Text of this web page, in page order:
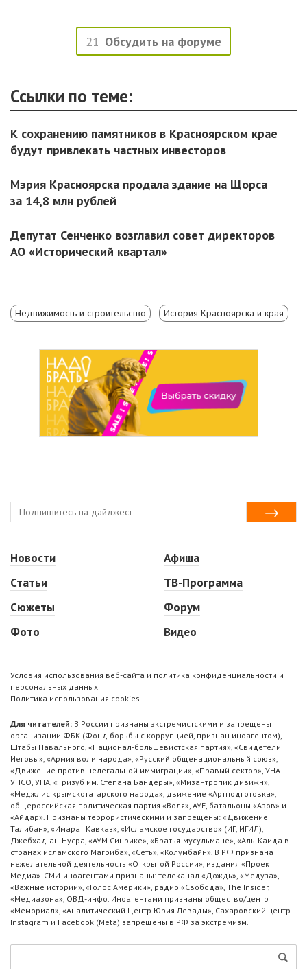
21 Обсудить на форуме
Ссылки по теме:
К сохранению памятников в Красноярском крае
будут привлекать частных инвесторов
Мэрия Красноярска продала здание на Щорса
за 14,8 млн рублей
Депутат Сенченко возглавил совет директоров
АО «Исторический квартал»
Недвижимость и строительство История Красноярска и края
Новости
Статьи
Сюжеты
Фото
Афиша
ТВ-Программа
Форум
Видео
Условия использования веб-сайта и политика конфиденциальности и
персональных данных
Политика использования cookies
Для читателей: В России признаны экстремистскими и запрещены
организации ФБК (Фонд борьбы с коррупцией, признан иноагентом),
Штабы Навального, «Национал-большевистская партия», «Свидетели
Иеговы», «Армия воли народа», «Русский общенациональный союз»,
«Движение против нелегальной иммиграции», «Правый сектор», УНА-
УНСО, УПА, «Тризуб им. Степана Бандеры», «Мизантропик дивижн»,
«Меджлис крымскотатарского народа», движение «Артподготовка»,
общероссийская политическая партия «Воля», АУЕ, батальоны «Азов» и
«Айдар». Признаны террористическими и запрещены: «Движение
Талибан», «Имарат Кавказ», «Исламское государство» (ИГ, ИГИЛ),
Джебхад-ан-Нусра, «АУМ Синрике», «Братья-мусульмане», «Аль-Каида в
странах исламского Магриба», «Сеть», «Колумбайн». В РФ признана
нежелательной деятельность «Открытой России», издания «Проект
Медиа». СМИ-иноагентами признаны: телеканал «Дождь», «Медуза»,
«Важные истории», «Голос Америки», радио «Свобода», The Insider,
«Медиазона», ОВД-инфо. Иноагентами признаны общество/центр
«Мемориал», «Аналитический Центр Юрия Левады», Сахаровский центр.
Instagram и Facebook (Metа) запрещены в РФ за экстремизм.